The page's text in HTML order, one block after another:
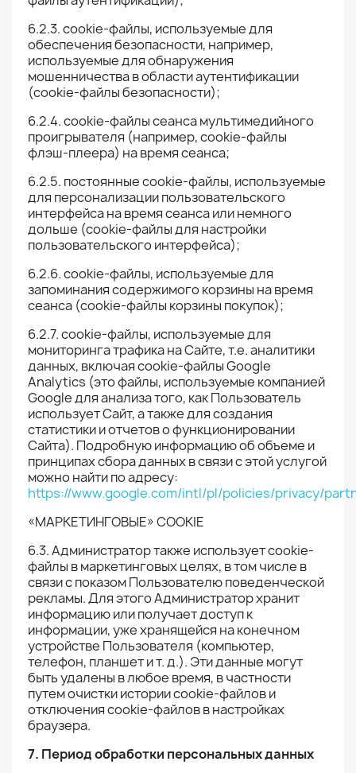
6.2.3. cookie-файлы, используемые для
обеспечения безопасности, например,
используемые для обнаружения
мошенничества в области аутентификации
(cookie-файлы безопасности);
6.2.4. cookie-файлы сеанса мультимедийного
проигрывателя (например, cookie-файлы
флэш-плеера) на время сеанса;
6.2.5. постоянные cookie-файлы, используемые
для персонализации пользовательского
интерфейса на время сеанса или немного
дольше (cookie-файлы для настройки
пользовательского интерфейса);
6.2.6. cookie-файлы, используемые для
запоминания содержимого корзины на время
сеанса (cookie-файлы корзины покупок);
6.2.7. cookie-файлы, используемые для
мониторинга трафика на Сайте, т.е. аналитики
данных, включая cookie-файлы Google
Analytics (это файлы, используемые компанией
Google для анализа того, как Пользователь
использует Сайт, а также для создания
статистики и отчетов о функционировании
Сайта). Подробную информацию об объеме и
принципах сбора данных в связи с этой услугой
можно найти по адресу:
https://www.google.com/intl/pl/policies/privacy/
«МАРКЕТИНГОВЫЕ» COOKIE
6.3. Администратор также использует cookie-
файлы в маркетинговых целях, в том числе в
связи с показом Пользователю поведенческой
рекламы. Для этого Администратор хранит
информацию или получает доступ к
информации, уже хранящейся на конечном
устройстве Пользователя (компьютер,
телефон, планшет и т. д.). Эти данные могут
быть удалены в любое время, в частности
путем очистки истории cookie-файлов и
отключения cookie-файлов в настройках
браузера.
7. Период обработки персональных данных